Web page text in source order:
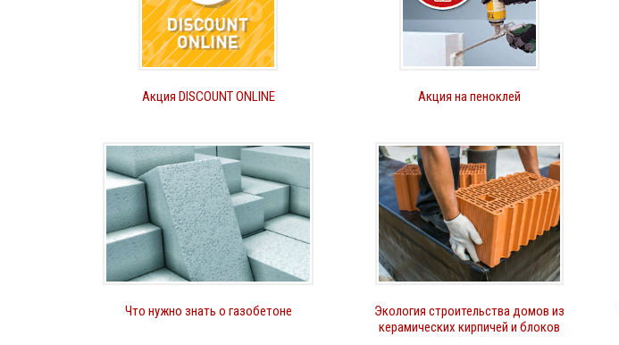
Акция DISCOUNT ONLINE Акция на пеноклей
Что нужно знать о газобетоне
Экология строительства домов из
керамических кирпичей и блоков